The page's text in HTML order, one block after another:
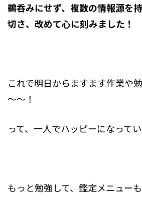
鵜呑みにせず、複数の情報源を
切さ、改めて心に刻みました！
これで明日からますます作業や
～～！
って、一人でハッピーになって
もっと勉強して、鑑定メニューも